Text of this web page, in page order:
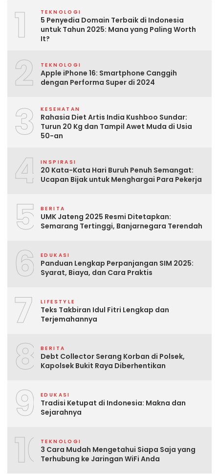
1 TEKNOLOGI
5 Penyedia Domain Terbaik di Indonesia
untuk Tahun 2025: Mana yang Paling Worth
It?
2 TEKNOLOGI
Apple iPhone 16: Smartphone Canggih
dengan Performa Super di 2024
3 KESEHATAN
Rahasia Diet Artis India Kushboo Sundar:
Turun 20 Kg dan Tampil Awet Muda di Usia
50-an
4 INSPIRASI
20 Kata-Kata Hari Buruh Penuh Semangat:
Ucapan Bijak untuk Menghargai Para Pekerja
5 BERITA
UMK Jateng 2025 Resmi Ditetapkan:
Semarang Tertinggi, Banjarnegara Terendah
6 EDUKASI
Panduan Lengkap Perpanjangan SIM 2025:
Syarat, Biaya, dan Cara Praktis
7 LIFESTYLE
Teks Takbiran Idul Fitri Lengkap dan
Terjemahannya
8 BERITA
Debt Collector Serang Korban di Polsek,
Kapolsek Bukit Raya Diberhentikan
9 EDUKASI
Tradisi Ketupat di Indonesia: Makna dan
Sejarahnya
10TEKNOLOGI
3 Cara Mudah Mengetahui Siapa Saja yang
Terhubung ke Jaringan WiFi Anda